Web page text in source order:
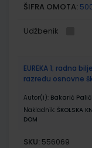
ŠIFRA OMOTA:
Udžbenik
EUREKA 1; radna
razredu osnovne
Autor(i): Bakarić
Nakladnik: ŠKOLSKA
DOM
SKU: 556069